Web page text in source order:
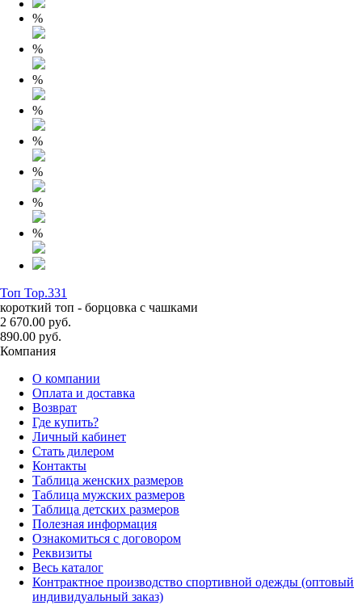
%
%
%
%
%
%
%
%
Топ Top.331
короткий топ - борцовка с чашками
2 670.00 руб.
890.00 руб.
Компания
О компании
Оплата и доставка
Возврат
Где купить?
Личный кабинет
Стать дилером
Контакты
Таблица женских размеров
Таблица мужских размеров
Таблица детских размеров
Полезная информация
Ознакомиться с договором
Реквизиты
Весь каталог
Контрактное производство спортивной одежды (оптовый
индивидуальный заказ)